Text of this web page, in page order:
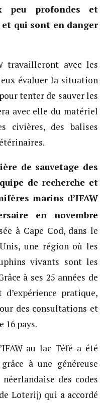
peu profondes et
et qui sont en danger
travailleront avec les
évaluer la situation
tenter de sauver les
avec elle du matériel
civières, des balises
de sauvetage des
de recherche et
marins d’IFAW
en novembre
à Cape Cod, dans le
une région où les
vivants sont les
à ses 25 années de
d’expérience pratique,
des consultations et
16 pays.
au lac Téfé a été
à une généreuse
des codes
Loterij) qui a accordé